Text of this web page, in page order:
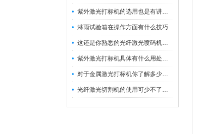
紫外激光打标机的选用也是有讲究的
淋雨试验箱在操作方面有什么技巧
这还是你熟悉的光纤激光喷码机吗？
紫外激光打标机具体有什么用处呢？
对于金属激光打标机你了解多少呢？
光纤激光切割机的使用可少不了以下步骤